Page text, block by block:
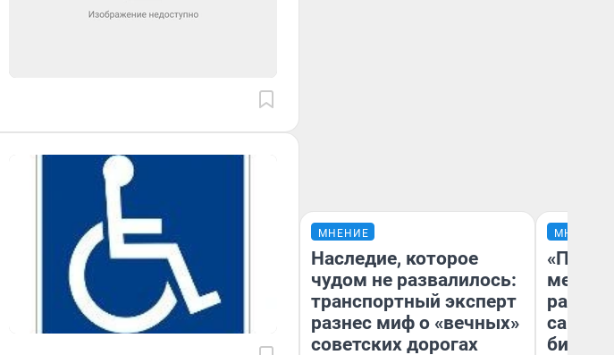
МНЕНИЕ
Наследие, которое
чудом не развалилось:
транспортный эксперт
разнес миф о «вечных»
советских дорогах
МНЕНИЕ
самом